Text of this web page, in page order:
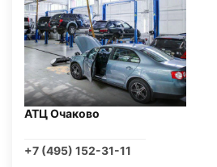
АТЦ Очаково
+7 (495) 152-31-11